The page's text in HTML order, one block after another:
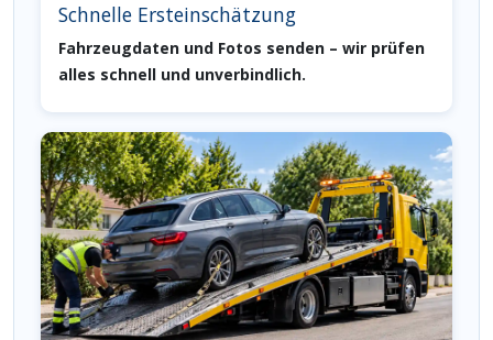
Schnelle Ersteinschätzung
Fahrzeugdaten und Fotos senden – wir prüfen
alles schnell und unverbindlich.